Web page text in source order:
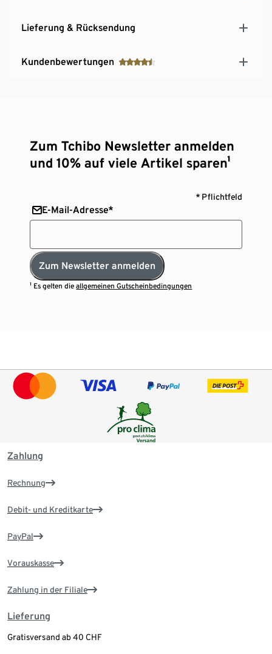
Lieferung & Rücksendung
Kundenbewertungen
Zum Tchibo Newsletter anmelden
und 10% auf viele Artikel sparen¹
* Pflichtfeld
E-Mail-Adresse*
Zum Newsletter anmelden
¹ Es gelten dieallgemeinen Gutscheinbedingungen
Zahlung
Rechnung
Debit- und Kreditkarte
PayPal
Vorauskasse
Zahlung in der Filiale
Lieferung
Gratisversand ab 40 CHF